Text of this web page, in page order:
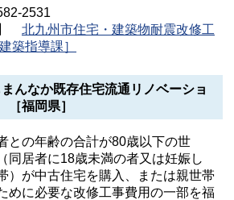
2531
北九州市住宅・建築物耐震改修工
築指導課］
んなか既存住宅流通リノベーショ
福岡県］
との年齢の合計が80歳以下の世
同居者に18歳未満の者又は妊娠し
）が中古住宅を購入、または親世帯
めに必要な改修工事費用の一部を福